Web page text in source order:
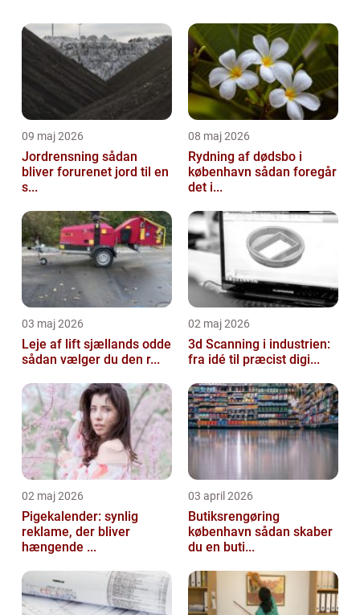
succes, er Lauridsen Handel. Med
etableringen af deres e...
09 maj 2026
Jordrensning sådan
bliver forurenet jord til en
s...
08 maj 2026
Rydning af dødsbo i
københavn sådan foregår
det i...
03 maj 2026
Leje af lift sjællands odde
sådan vælger du den r...
02 maj 2026
3d Scanning i industrien:
fra idé til præcist digi...
02 maj 2026
Pigekalender: synlig
reklame, der bliver
hængende ...
03 april 2026
Butiksrengøring
københavn sådan skaber
du en buti...